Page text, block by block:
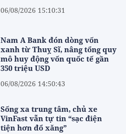
06/08/2026 15:10:31
Nam A Bank đón dòng vốn
xanh từ Thuỵ Sĩ, nâng tổng quy
mô huy động vốn quốc tế gần
350 triệu USD
06/08/2026 14:50:43
Sống xa trung tâm, chủ xe
VinFast vẫn tự tin “sạc điện
tiện hơn đổ xăng”